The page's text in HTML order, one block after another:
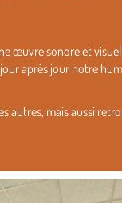
œuvre sonore et
après jour notre
autres, mais aussi